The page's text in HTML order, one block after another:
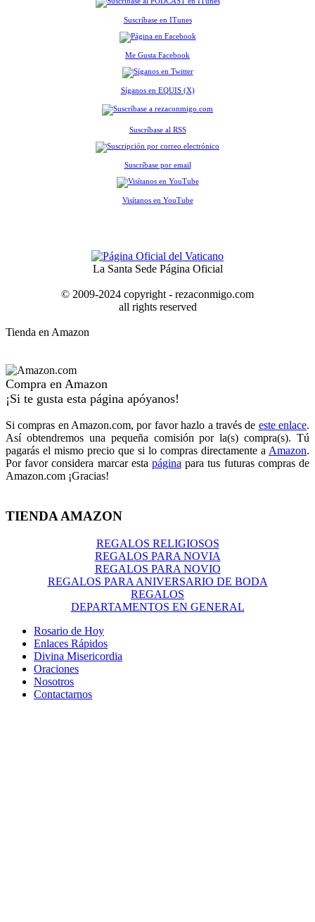
Suscríbase en ITunes
Me Gusta Facebook
Síganos en EQUIS (X)
Suscríbase al RSS
Suscríbase por email
Visítanos en YouTube
La Santa Sede Página Oficial
© 2009-2024 copyright - rezaconmigo.com
all rights reserved
Tienda en Amazon
Compra en Amazon
¡Si te gusta esta página apóyanos!
Si compras en Amazon.com, por favor hazlo a través de este enlace.
Así obtendremos una pequeña comisión por la(s) compra(s). Tú
pagarás el mismo precio que si lo compras directamente a Amazon.
Por favor considera marcar esta página para tus futuras compras de
Amazon.com ¡Gracias!
TIENDA AMAZON
REGALOS RELIGIOSOS
REGALOS PARA NOVIA
REGALOS PARA NOVIO
REGALOS PARA ANIVERSARIO DE BODA
REGALOS
DEPARTAMENTOS EN GENERAL
Rosario de Hoy
Enlaces Rápidos
Divina Misericordia
Oraciones
Nosotros
Contactarnos